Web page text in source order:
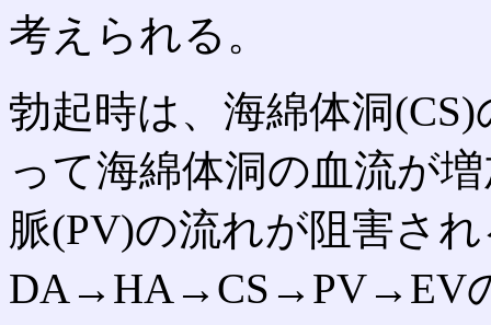
考えられる。
勃起時は、海綿体洞
って海綿体洞の血流が
脈(PV)の流れが阻害さ
DA→HA→CS→PV→EV